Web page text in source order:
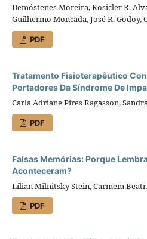
Demóstenes Moreira, Rosicler R.
Guilhermo Moncada, José R. Godoy,
PDF
Tratamento Fisioterapêutico
Portadores Da Síndrome De
Carla Adriane Pires Ragasson,
PDF
Falsas Memórias: Porque
Aconteceram?
Lílian Milnitsky Stein, Carmem
PDF